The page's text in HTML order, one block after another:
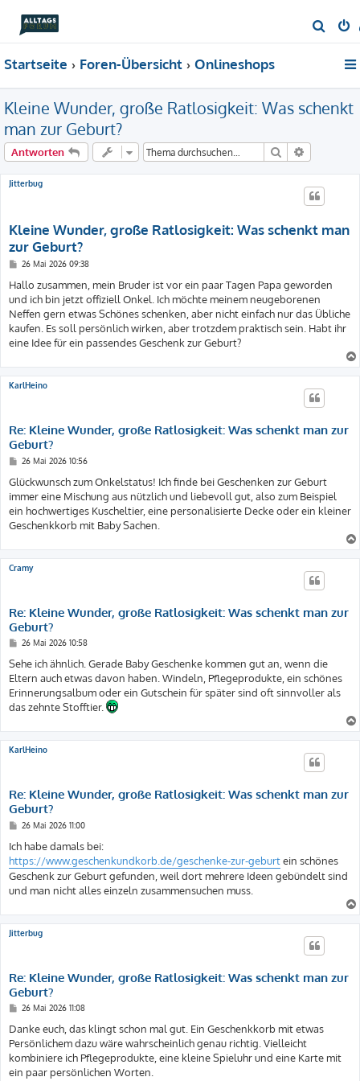
u
e
Startseite Foren-Übersicht Onlineshops
Kleine Wunder, große Ratlosigkeit: Was schenkt
man zur Geburt?
Antworten Suche
Jitterbug
Kleine Wunder, große Ratlosigkeit: Was schenkt man
zur Geburt?
B
i
t
r
a
g
26 Mai 2026 09:38
Hallo zusammen, mein Bruder ist vor ein paar Tagen Papa geworden
und ich bin jetzt offiziell Onkel. Ich möchte meinem neugeborenen
Neffen gern etwas Schönes schenken, aber nicht einfach nur das Übliche
kaufen. Es soll persönlich wirken, aber trotzdem praktisch sein. Habt ihr
eine Idee für ein passendes Geschenk zur Geburt?
KarlHeino
Re: Kleine Wunder, große Ratlosigkeit: Was schenkt man zur
Geburt?
B
i
t
r
a
g
26 Mai 2026 10:56
Glückwunsch zum Onkelstatus! Ich finde bei Geschenken zur Geburt
immer eine Mischung aus nützlich und liebevoll gut, also zum Beispiel
ein hochwertiges Kuscheltier, eine personalisierte Decke oder ein kleiner
Geschenkkorb mit Baby Sachen.
Cramy
Re: Kleine Wunder, große Ratlosigkeit: Was schenkt man zur
Geburt?
B
i
t
r
a
g
26 Mai 2026 10:58
Sehe ich ähnlich. Gerade Baby Geschenke kommen gut an, wenn die
Eltern auch etwas davon haben. Windeln, Pflegeprodukte, ein schönes
Erinnerungsalbum oder ein Gutschein für später sind oft sinnvoller als
das zehnte Stofftier.
KarlHeino
Re: Kleine Wunder, große Ratlosigkeit: Was schenkt man zur
Geburt?
B
i
t
r
a
g
26 Mai 2026 11:00
Ich habe damals bei:
https://www.geschenkundkorb.de/geschenke-zur-geburtein schönes
Geschenk zur Geburt gefunden, weil dort mehrere Ideen gebündelt sind
und man nicht alles einzeln zusammensuchen muss.
Jitterbug
Re: Kleine Wunder, große Ratlosigkeit: Was schenkt man zur
Geburt?
B
i
t
r
a
g
26 Mai 2026 11:08
Danke euch, das klingt schon mal gut. Ein Geschenkkorb mit etwas
Persönlichem dazu wäre wahrscheinlich genau richtig. Vielleicht
kombiniere ich Pflegeprodukte, eine kleine Spieluhr und eine Karte mit
ein paar persönlichen Worten.